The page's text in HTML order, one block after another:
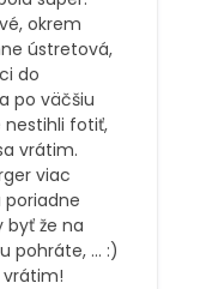
okrem
ústretová,
do
po väčšiu
nestihli fotiť,
vrátim.
viac
byť že na
pohráte, ... :)